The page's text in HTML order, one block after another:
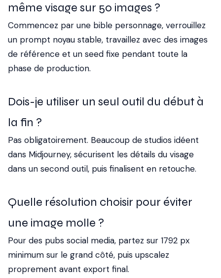
même visage sur 50 images ?
Commencez par une bible personnage, verrouillez
un prompt noyau stable, travaillez avec des images
de référence et un seed fixe pendant toute la
phase de production.
Dois-je utiliser un seul outil du début à
la fin ?
Pas obligatoirement. Beaucoup de studios idéent
dans Midjourney, sécurisent les détails du visage
dans un second outil, puis finalisent en retouche.
Quelle résolution choisir pour éviter
une image molle ?
Pour des pubs social media, partez sur 1792 px
minimum sur le grand côté, puis upscalez
proprement avant export final.